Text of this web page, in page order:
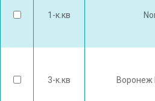
1-к.кв
3-к.кв Воронеж